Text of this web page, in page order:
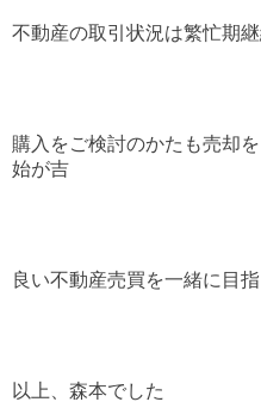
不動産の取引状況は繁忙期
購入をご検討のかたも売却
始が吉
良い不動産売買を一緒に目指
以上、森本でした